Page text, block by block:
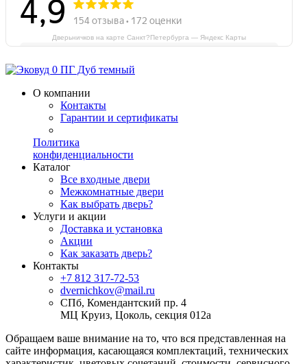
Дверьничков на карте Санкт?Петербурга — Яндекс Карты
О компании
Контакты
Гарантии и сертификаты
Политика
конфиденциальности
Каталог
Все входные двери
Межкомнатные двери
Как выбрать дверь?
Услуги и акции
Доставка и установка
Акции
Как заказать дверь?
Контакты
+7 812 317-72-53
dvernichkov@mail.ru
СПб, Комендантский пр. 4
МЦ Круиз, Цоколь, секция 012а
Обращаем ваше внимание на то, что вся представленная на
сайте информация, касающаяся комплектаций, технических